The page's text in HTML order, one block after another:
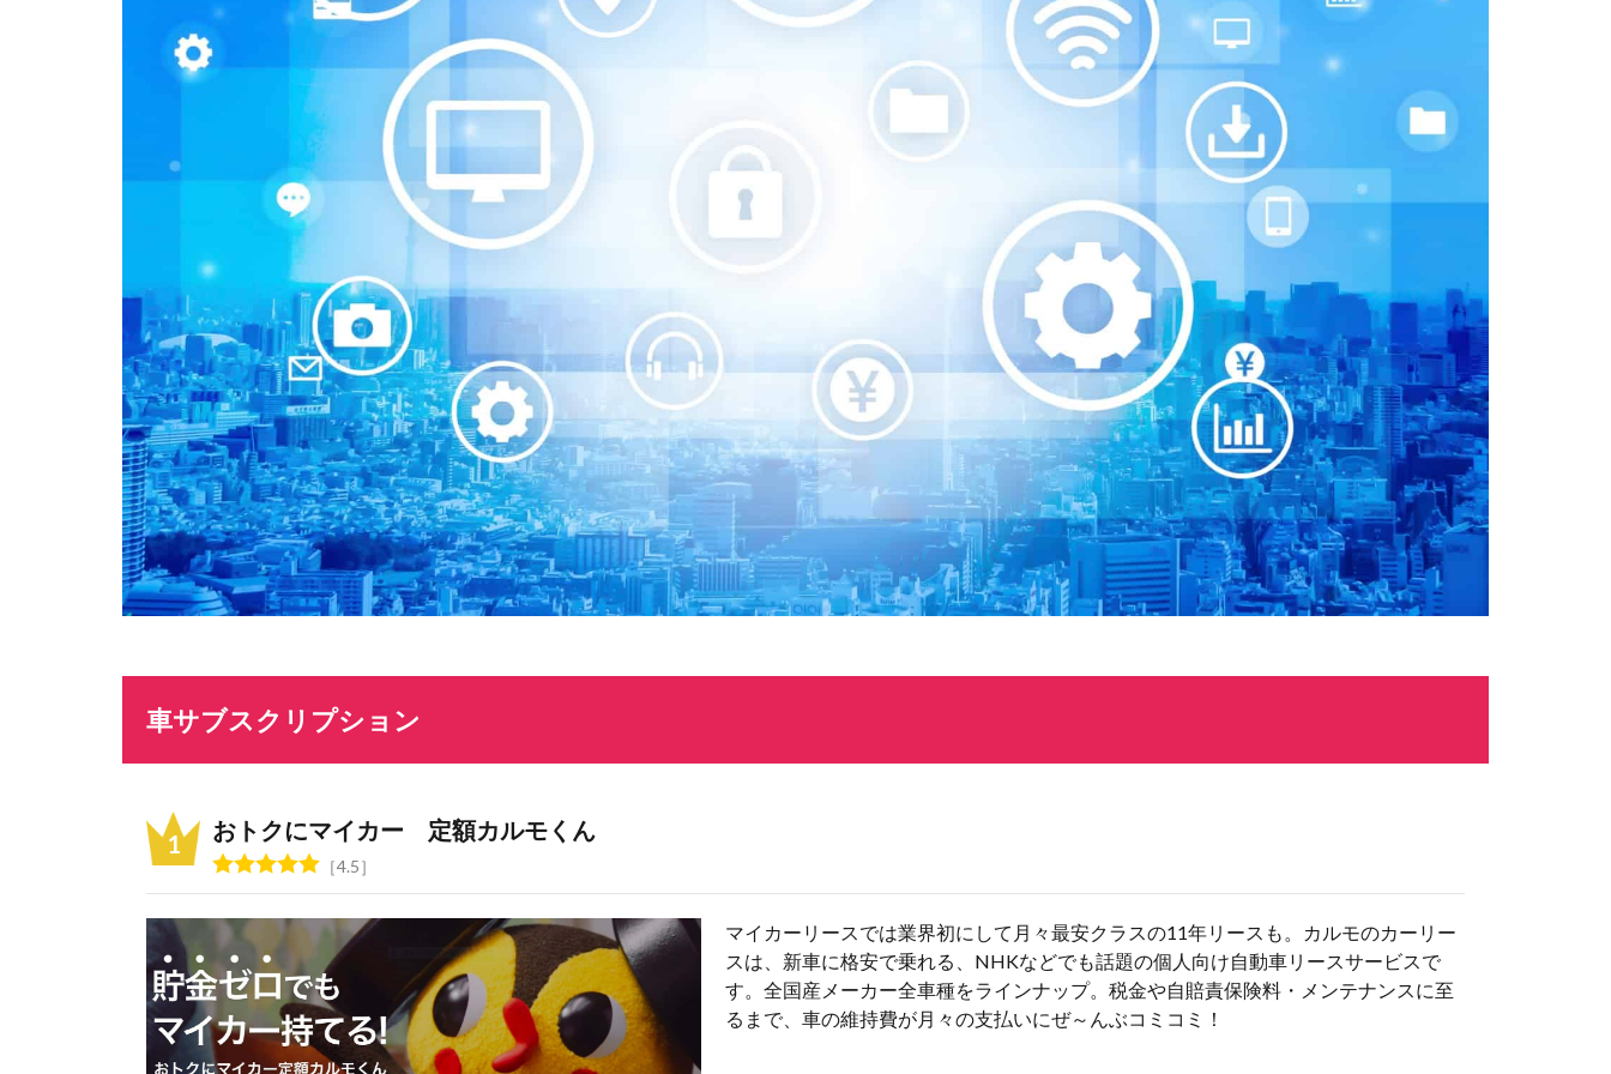
車サブスクリプション
おトクにマイカー 定額カルモくん
4.5
マイカーリースでは業界初にして月々最安クラスの11年リースも。カルモのカーリー
スは、新車に格安で乗れる、NHKなどでも話題の個人向け自動車リースサービスで
す。全国産メーカー全車種をラインナップ。税金や自賠責保険料・メンテナンスに至
るまで、車の維持費が月々の支払いにぜ～んぶコミコミ！